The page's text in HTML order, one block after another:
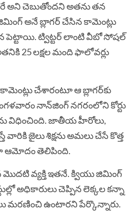
అని చెబుతోంద‌ని అత‌ను త‌న
అనే బ్లాగ‌ర్ చేసిన కామెంట్లు
పెట్టాయి. ట్విట్ట‌ర్ లాంటి వీబో సోష‌ల్
25 ల‌క్ష‌ల మంది ఫాలోవ‌ర్లు
చేశారంటూ ఆ బ్లాగ‌ర్‌కు
నాన్‌జింగ్ న‌గ‌రంలోని కోర్టు
విధించింది. జాతీయ హీరోలు,
వారికి జైలు శిక్ష‌ను అమ‌లు చేసే కొత్త
ఆమోదం తెలిపింది.
మొద‌టి వ్య‌క్తి ఇత‌నే. క్వియు జిమింగ్
అధికారులు చెప్పిన లెక్క‌ల క‌న్నా
మ‌ర‌ణించి ఉంటార‌ని పేర్కొన్నారు.